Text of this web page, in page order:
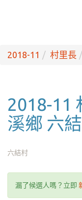
2018-11 村里長
2018-11
溪鄉 六
六結村
漏了候選人嗎？立即